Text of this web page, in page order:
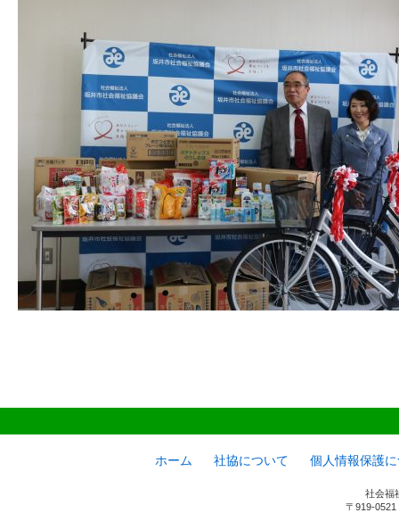
ホーム 社協について 個人情報保護
社会福
〒919-